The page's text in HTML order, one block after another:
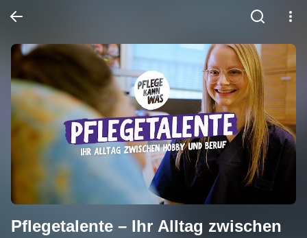
Pflegetalente – Ihr Alltag zwischen